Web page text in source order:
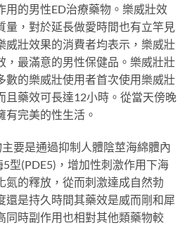
用的男性ED治療藥物。樂威壯效
量，對於延長做愛時間也有立竿見
威壯效果的消費者均表示，樂威壯
，最滿意的男性保健品。樂威壯壯
數的樂威壯使用者首次使用樂威壯
且藥效可長達12小時。從當天傍晚
有完美的性生活。
要是通過抑制人體陰莖海綿體內
型(PDE5)，增加性刺激作用下海
氮的釋放，從而刺激達成自然勃
還是持久時間其藥效是威而剛和犀
同時副作用也相對其他類藥物較